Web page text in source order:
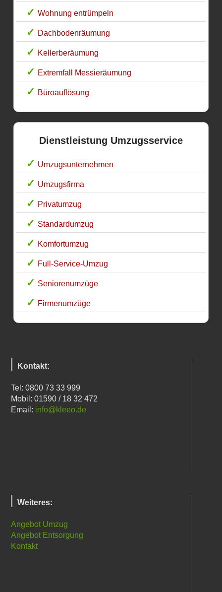
Wohnung entrümpeln
Dachbodenräumung
Kellerberäumung
Extremfall Messieräumung
Büroauflösung
Dienstleistung Umzugsservice
Umzugsunternehmen
Umzugsfirma
Privatumzug
Standardumzug
Komfortumzug
Full-Service-Umzug
Seniorenumzüge
Firmenumzüge
Kontakt:
Tel: 0800 73 33 999
Mobil: 01590 / 18 32 472
Email: info@kleeo.de
Weiteres:
Angebot Umzug
Angebot Entsorgung
Kontakt